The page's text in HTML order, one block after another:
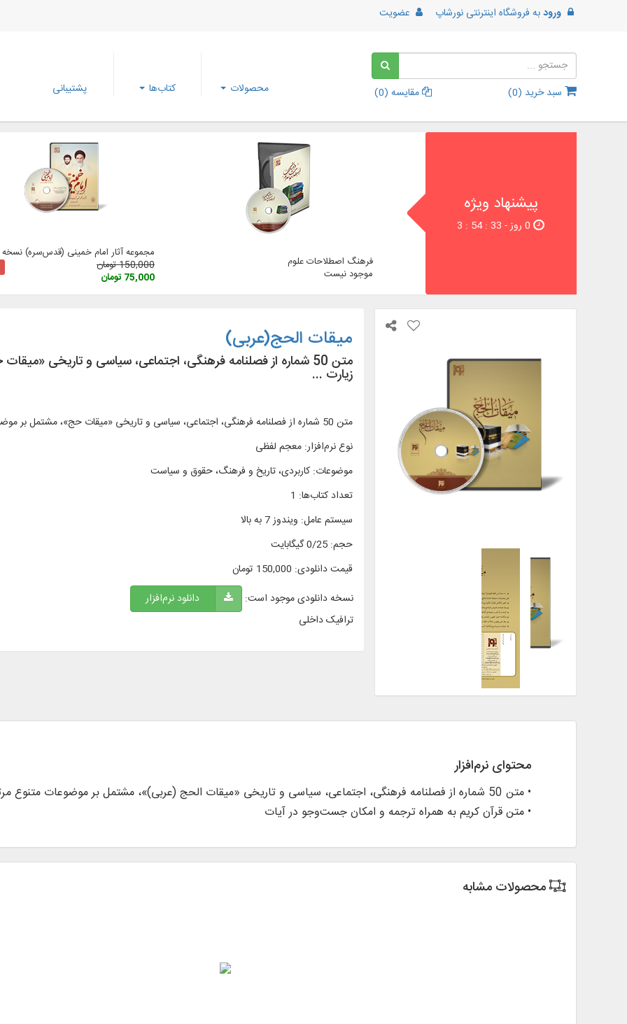
ورودبه فروشگاه اینترنتی نورشاپ عضویت
سبد خرید (0
) مقایسه (0
) محصولات کتاب‌ها پشتیبانی
پیشنهاد ویژه
فرهنگ اصطلاحات علوم
موجود نیست
مجموعه آثار امام خمینی (‌قدس‌سره) نسخه 3
150,000 تومان
75,000 تومان
میقات الحج(عربی)
متن 50 شماره از فصلنامه فرهنگی، اجتماعی، سیاسی و تاریخی
زیارت ...
متن 50 شماره از فصلنامه فرهنگی، اجتماعی، سیاسی و تاریخی «میقات حج»، مشتمل بر موضوعات متنوع مرتبط با حج و زیارت
نوع نرم‌افزار: معجم لفظی
موضوعات: کاربردی، تاریخ و فرهنگ، حقوق و سیاست
تعداد کتاب‌ها:
1
سیستم عامل: ویندوز 7 به بالا
حجم: 0/25 گیگابایت
قیمت دانلودی: 150,000 تومان
نسخه دانلودی موجود است:
دانلود نرم‌افزار
ترافیک داخلی
محتوای نرم‌افزار
• متن 50 شماره از فصلنامه فرهنگی، اجتماعی، سياسی و تاريخی «ميقات الحج(عربی)»، مشتمل بر موضوعات متنوع
• متن قرآن كريم به همراه ترجمه و امكان جست‌وجو در آيات
محصولات مشابه